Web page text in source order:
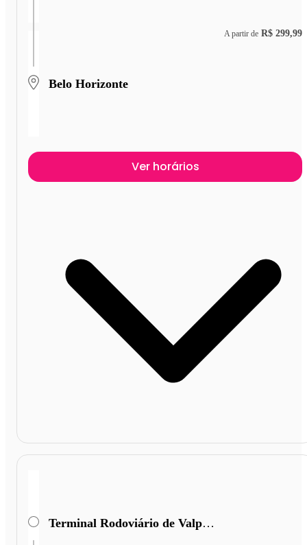
Belo Horizonte
A partir de R$ 299,99
Ver horários
Terminal Rodoviário de Valparaiso de Goiás